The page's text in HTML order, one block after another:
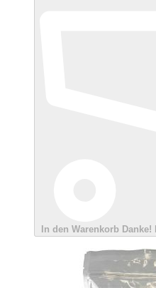
In den Warenkorb Danke!